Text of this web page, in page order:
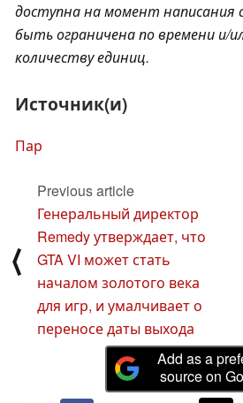
доступна на момент
быть ограничена по времени и/
количеству единиц.
Источник(и)
Пар
⟨
Previous article
Генеральный директор
Remedy утверждает, что
GTA VI может стать
началом золотого века
для игр, и умалчивает о
переносе даты выхода
Add as a
source on